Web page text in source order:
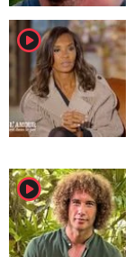
player2
player2